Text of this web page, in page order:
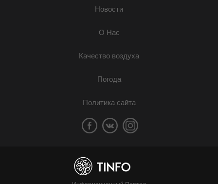
Новости
О Нас
Качество воздуха
Погода
Политика сайта